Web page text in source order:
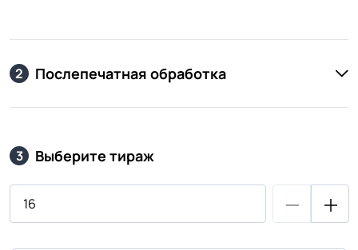
2 Послепечатная обработка
3 Выберите тираж